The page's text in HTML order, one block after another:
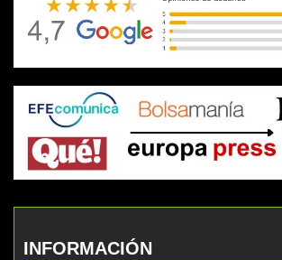
INFORMACIÓN